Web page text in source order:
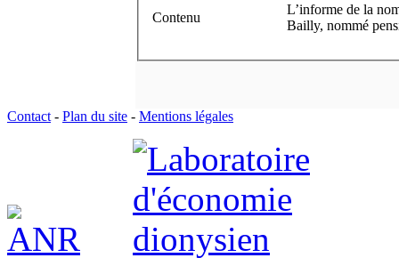
Contenu
L’informe de la
Bailly, nommé
Contact - Plan du site - Mentions légales